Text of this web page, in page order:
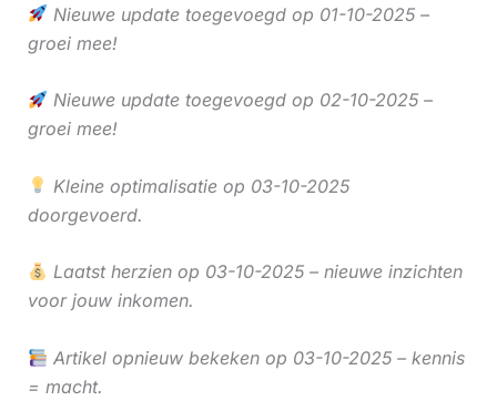
Nieuwe update toegevoegd op 01-10-2025 –
groei mee!
Nieuwe update toegevoegd op 02-10-2025 –
groei mee!
Kleine optimalisatie op 03-10-2025
doorgevoerd.
Laatst herzien op 03-10-2025 – nieuwe inzichten
voor jouw inkomen.
Artikel opnieuw bekeken op 03-10-2025 – kennis
= macht.